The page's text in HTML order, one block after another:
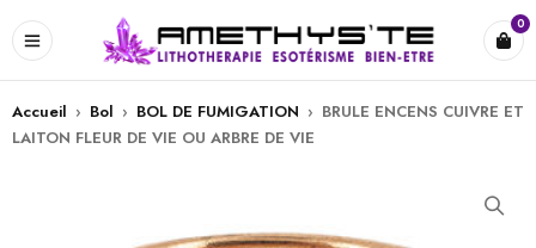
0
Accueil › Bol › BOL DE FUMIGATION › BRULE ENCENS CUIVRE ET
LAITON FLEUR DE VIE OU ARBRE DE VIE